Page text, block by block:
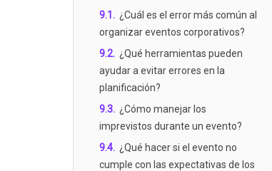
9.1 . ¿Cuál es el error más común al
organizar eventos corporativos?
9.2. ¿Qué herramientas pueden
ayudar a evitar errores en la
planificación?
9.3. ¿Cómo manejar los
imprevistos durante un evento?
9.4. ¿Qué hacer si el evento no
cumple con las expectativas de los